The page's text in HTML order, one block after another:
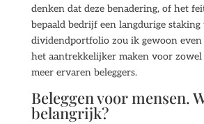
denken dat deze benadering, of het
bepaald bedrijf een langdurige staking
dividendportfolio zou ik gewoon even
het aantrekkelijker maken voor zowel
meer ervaren beleggers.
Beleggen voor mensen.
belangrijk?